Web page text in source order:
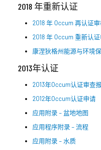
2018 年重新认证
2018 年 Occum 再认证
2018 年 Occum 重新认
康涅狄格州能源与环境
2013年认证
2013年Occum认证审查
2012年Occum认证申请
应用附录 – 盆地地图
应用程序附录 – 流程
应用附录 – 水质